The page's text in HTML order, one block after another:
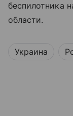
беспилотника
области.
Украина